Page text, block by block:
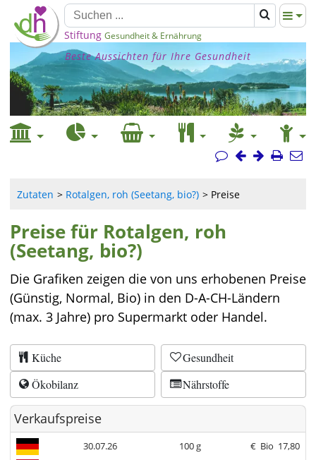
Stiftung Gesundheit & Ernährung
Beste Aussichten für Ihre Gesundheit
Zutaten Rotalgen, roh (Seetang, bio?) Preise
Preise für Rotalgen, roh
(Seetang, bio?)
Die Grafiken zeigen die von uns erhobenen Preise
(Günstig, Normal, Bio) in den D-A-CH-Ländern
(max. 3 Jahre) pro Supermarkt oder Handel.
Küche
Gesundheit
Ökobilanz
Nährstoffe
Verkaufspreise
30.07.26 100 g € Bio 17,80